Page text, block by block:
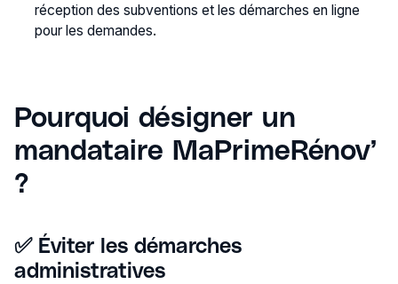
réception des subventions et les démarches en ligne
pour les demandes.
Pourquoi désigner un
mandataire MaPrimeRénov’
?
✅ Éviter les démarches
administratives